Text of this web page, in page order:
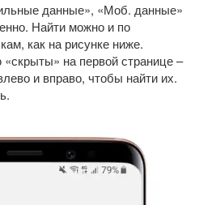
данные», «Моб. данные»
Найти можно и по
как на рисунке ниже.
на первой странице –
и вправо, чтобы найти их.